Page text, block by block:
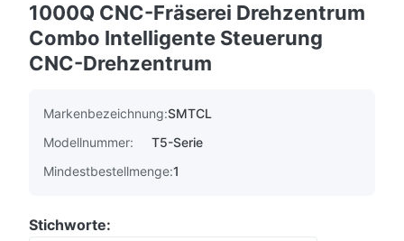
1000Q CNC-Fräserei Drehzentrum
Combo Intelligente Steuerung
CNC-Drehzentrum
Markenbezeichnung:SMTCL
Modellnummer:
T5-Serie
Mindestbestellmenge:1
Stichworte: